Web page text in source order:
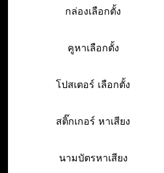
กล่องเลือกตั้ง
คูหาเลือกตั้ง
โปสเตอร์ เลือกตั้ง
สติ๊กเกอร์ หาเสียง
นามบัตรหาเสียง